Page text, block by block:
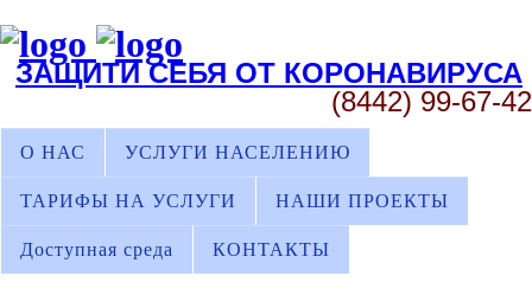
ЗАЩИТИ СЕБЯ ОТ КОРОНАВИРУСА
(8442) 99-67-42
О НАС УСЛУГИ НАСЕЛЕНИЮ
ТАРИФЫ НА УСЛУГИ НАШИ ПРОЕКТЫ
Доступная среда КОНТАКТЫ